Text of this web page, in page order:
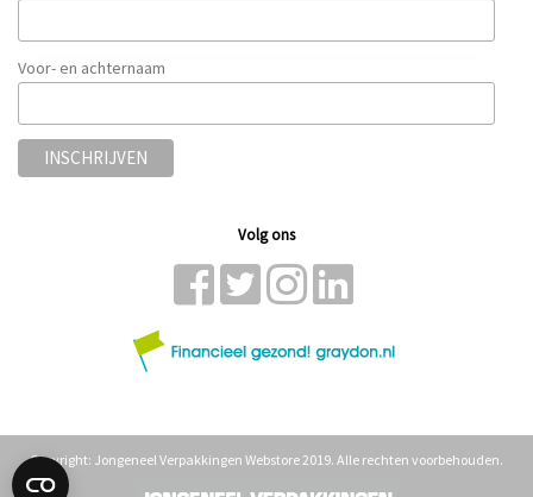
Voor- en achternaam
Volg ons
Copyright: Jongeneel Verpakkingen Webstore 2019. Alle rechten voorbehouden.